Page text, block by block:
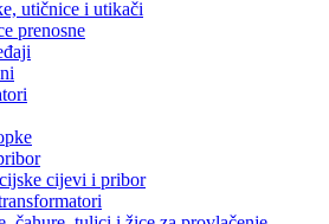
utičnice i utikači
prenosne
cijevi i pribor